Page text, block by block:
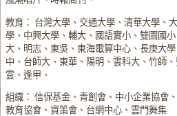
教育： 台灣大學、交通大學、清華大學、
學、中興大學、輔大、國語實小、雙園國
大、明志、東吳、東海電算中心、長庚大
中、台師大、東華、陽明、雲科大、竹師
雲、逢甲、
組織： 信保基金、青創會、中小企業協會
教育協會、資策會、台網中心、雲門舞集